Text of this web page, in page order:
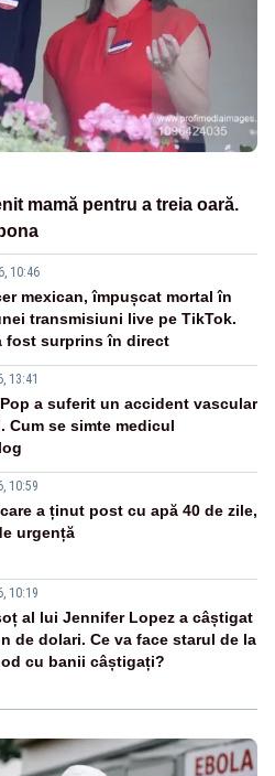
mamă pentru a treia oară.
10:46
mexican, împușcat mortal în
transmisiuni live pe TikTok.
fost surprins în direct
13:41
a suferit un accident vascular
Cum se simte medicul
10:59
a ținut post cu apă 40 de zile,
urgență
10:19
al lui Jennifer Lopez a câștigat
de dolari. Ce va face starul de la
cu banii câștigați?